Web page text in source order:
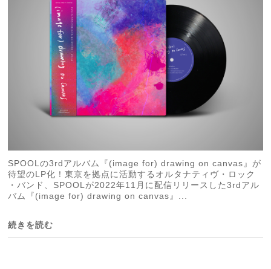
SPOOLの3rdアルバム『(image for) drawing on canvas』が
待望のLP化！東京を拠点に活動するオルタナティヴ・ロック
・バンド、SPOOLが2022年11月に配信リリースした3rdアル
バム『(image for) drawing on canvas』...
続きを読む